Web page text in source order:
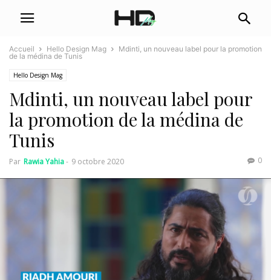
Accueil Hello Design Mag
Mdinti, un nouveau label pour la promotion
de la médina de Tunis
Hello Design Mag
Mdinti, un nouveau label pour
la promotion de la médina de
Tunis
Par Rawia Yahia- 9 octobre 2020 0